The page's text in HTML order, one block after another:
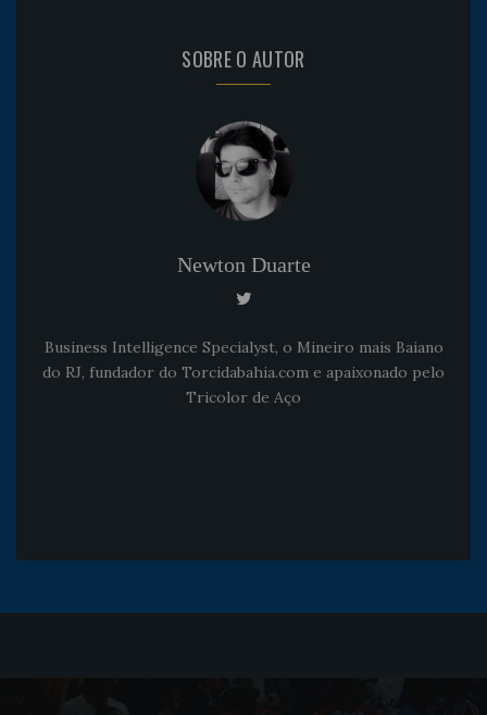
SOBRE O AUTOR
Newton Duarte
Business Intelligence Specialyst, o Mineiro mais Baiano
do RJ, fundador do Torcidabahia.com e apaixonado pelo
Tricolor de Aço